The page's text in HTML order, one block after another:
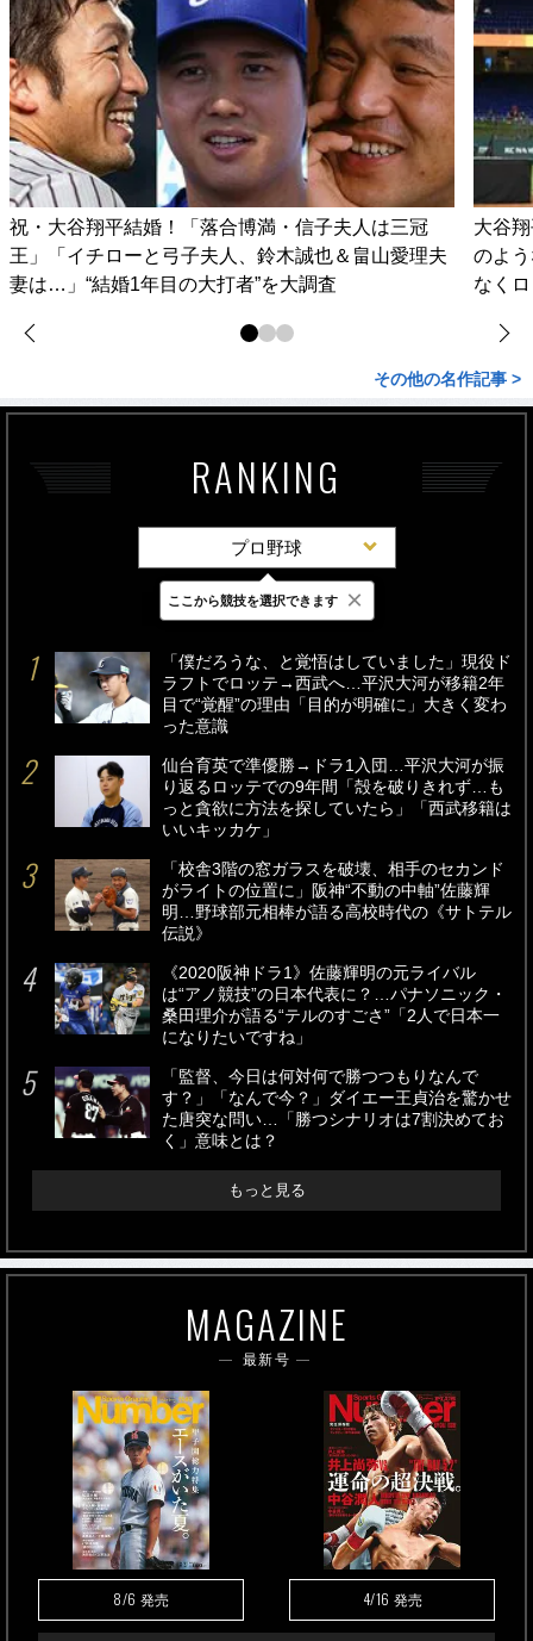
祝・大谷翔平結婚！「落合博満・信子夫人は三冠
王」「イチローと弓子夫人、鈴木誠也＆畠山愛理夫
妻は…」“結婚1年目の大打者”を大調査
大谷
のよ
なく
その他の名作記事 >
RANKING
プロ野球
最新 24時間 週間
「僕だろうな、と覚悟はしていました」現役ド
ラフトでロッテ→西武へ…平沢大河が移籍2年
目で“覚醒”の理由「目的が明確に」大きく変わ
った意識
仙台育英で準優勝→ドラ1入団…平沢大河が振
り返るロッテでの9年間「殻を破りきれず…も
っと貪欲に方法を探していたら」「西武移籍は
いいキッカケ」
「校舎3階の窓ガラスを破壊、相手のセカンド
がライトの位置に」阪神“不動の中軸”佐藤輝
明…野球部元相棒が語る高校時代の《サトテル
伝説》
《2020阪神ドラ1》佐藤輝明の元ライバル
は“アノ競技”の日本代表に？…パナソニック・
桑田理介が語る“テルのすごさ”「2人で日本一
になりたいですね」
「監督、今日は何対何で勝つつもりなんで
す？」「なんで今？」ダイエー王貞治を驚かせ
た唐突な問い…「勝つシナリオは7割決めてお
く」意味とは？
もっと見る
MAGAZINE
最新号
8/6 発売 4/16 発売
ここから競技を選択できます ×